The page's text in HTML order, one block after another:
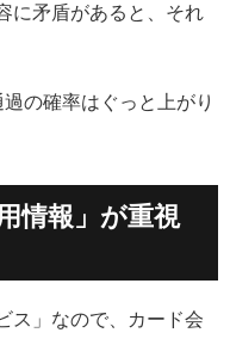
に矛盾があると、それ
の確率はぐっと上がり
情報」が重視
ス」なので、カード会